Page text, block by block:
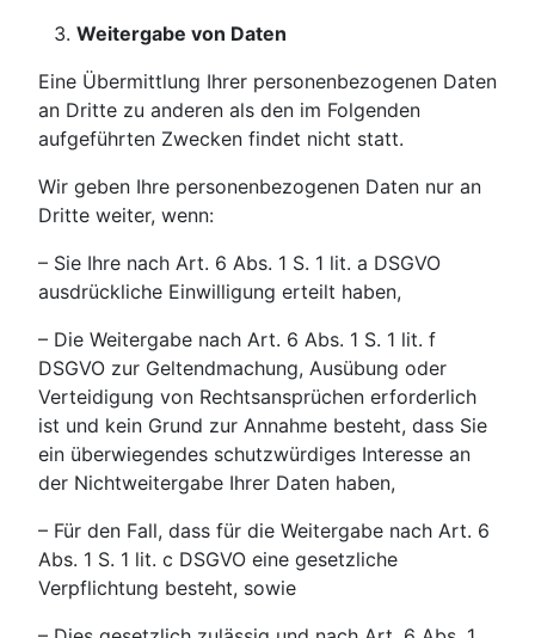
Weitergabe von Daten
Eine Übermittlung Ihrer personenbezogenen Daten
an Dritte zu anderen als den im Folgenden
aufgeführten Zwecken findet nicht statt.
Wir geben Ihre personenbezogenen Daten nur an
Dritte weiter, wenn:
– Sie Ihre nach Art. 6 Abs. 1 S. 1 lit. a DSGVO
ausdrückliche Einwilligung erteilt haben,
– Die Weitergabe nach Art. 6 Abs. 1 S. 1 lit. f
DSGVO zur Geltendmachung, Ausübung oder
Verteidigung von Rechtsansprüchen erforderlich
ist und kein Grund zur Annahme besteht, dass Sie
ein überwiegendes schutzwürdiges Interesse an
der Nichtweitergabe Ihrer Daten haben,
– Für den Fall, dass für die Weitergabe nach Art. 6
Abs. 1 S. 1 lit. c DSGVO eine gesetzliche
Verpflichtung besteht, sowie